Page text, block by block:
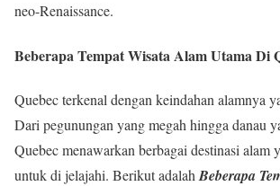
neo-Renaissance.
Beberapa Tempat Wisata Alam Utama Di
Quebec terkenal dengan keindahan alamnya
Dari pegunungan yang megah hingga danau
Quebec menawarkan berbagai destinasi alam
untuk di jelajahi. Berikut adalah Beberapa